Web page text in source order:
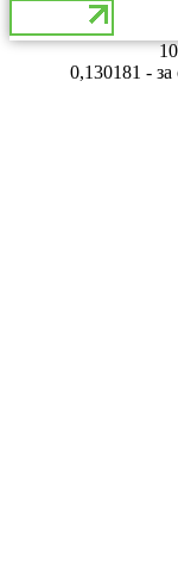
0,130181 - за